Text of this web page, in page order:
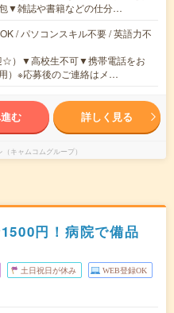
▼雑誌や書籍などの仕分…
/ パソコンスキル不要 / 英語力不
☆）▼高校生不可▼携帯電話をお
）※応募後のご連絡はメ…
む 詳しく見る
キャムコムグループ）
円！病院で備品
土日祝日が休み WEB登録OK